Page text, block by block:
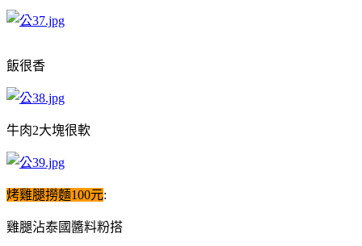
飯很香
牛肉2大塊很軟
烤雞腿撈麵100元:
雞腿沾泰國醬料粉搭